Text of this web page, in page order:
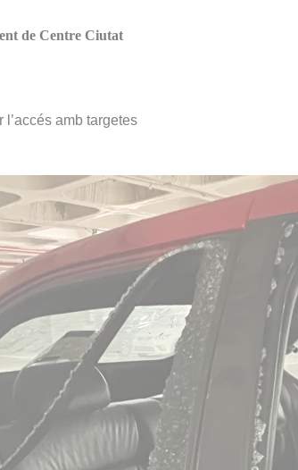
de Centre Ciutat
l’accés amb targetes